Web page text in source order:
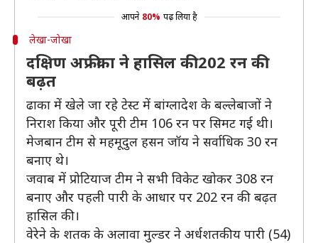
आपने 80% पढ़ लिया है
लेखा-जोखा
दक्षिण अफ्रीका ने हासिल की 202 रन की
बढ़त
ढाका में खेले जा रहे टेस्ट में बांग्लादेश के बल्लेबाजों ने
निराश किया और पूरी टीम 106 रन पर सिमट गई थी।
मेजबान टीम से महमूदुल हसन जॉय ने सर्वाधिक 30 रन
बनाए थे।
जवाब में प्रोटियाज टीम ने सभी विकेट खोकर 308 रन
बनाए और पहली पारी के आधार पर 202 रन की बढ़त
हासिल की।
वेरेने के शतक के अलावा मुल्डर ने अर्धशतकीय पारी (54)